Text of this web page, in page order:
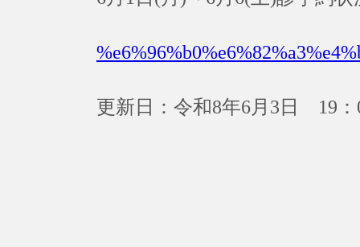
更新日：令和8年6月3日 19：